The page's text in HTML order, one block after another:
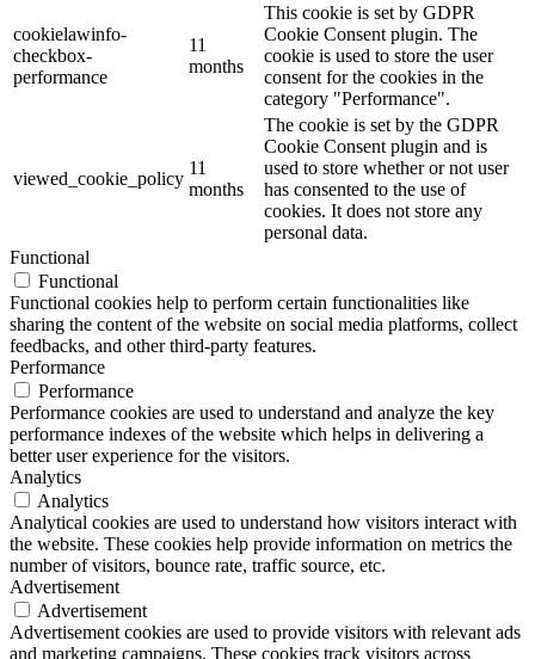
cookielawinfo-
checkbox-
performance
11
months
This cookie is set by GDPR
Cookie Consent plugin. The
cookie is used to store the user
consent for the cookies in the
category "Performance".
viewed_cookie_policy
11
months
The cookie is set by the GDPR
Cookie Consent plugin and is
used to store whether or not user
has consented to the use of
cookies. It does not store any
personal data.
Functional
Functional
Functional cookies help to perform certain functionalities like
sharing the content of the website on social media platforms, collect
feedbacks, and other third-party features.
Performance
Performance
Performance cookies are used to understand and analyze the key
performance indexes of the website which helps in delivering a
better user experience for the visitors.
Analytics
Analytics
Analytical cookies are used to understand how visitors interact with
the website. These cookies help provide information on metrics the
number of visitors, bounce rate, traffic source, etc.
Advertisement
Advertisement
Advertisement cookies are used to provide visitors with relevant ads
and marketing campaigns. These cookies track visitors across